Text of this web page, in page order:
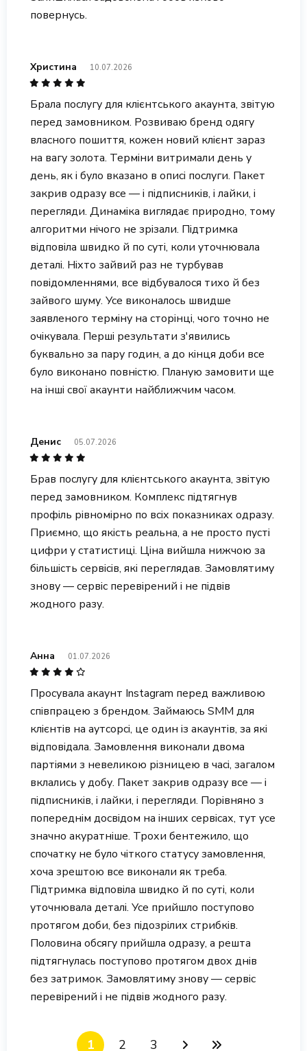
повернусь.
Христина 10.07.2026
Брала послугу для клієнтського акаунта, звітую
перед замовником. Розвиваю бренд одягу
власного пошиття, кожен новий клієнт зараз
на вагу золота. Терміни витримали день у
день, як і було вказано в описі послуги. Пакет
закрив одразу все — і підписників, і лайки, і
перегляди. Динаміка виглядає природно, тому
алгоритми нічого не зрізали. Підтримка
відповіла швидко й по суті, коли уточнювала
деталі. Ніхто зайвий раз не турбував
повідомленнями, все відбувалося тихо й без
зайвого шуму. Усе виконалось швидше
заявленого терміну на сторінці, чого точно не
очікувала. Перші результати з'явились
буквально за пару годин, а до кінця доби все
було виконано повністю. Планую замовити ще
на інші свої акаунти найближчим часом.
Денис 05.07.2026
Брав послугу для клієнтського акаунта, звітую
перед замовником. Комплекс підтягнув
профіль рівномірно по всіх показниках одразу.
Приємно, що якість реальна, а не просто пусті
цифри у статистиці. Ціна вийшла нижчою за
більшість сервісів, які переглядав. Замовлятиму
знову — сервіс перевірений і не підвів
жодного разу.
Анна 01.07.2026
Просувала акаунт Instagram перед важливою
співпрацею з брендом. Займаюсь SMM для
клієнтів на аутсорсі, це один із акаунтів, за які
відповідала. Замовлення виконали двома
партіями з невеликою різницею в часі, загалом
вклались у добу. Пакет закрив одразу все — і
підписників, і лайки, і перегляди. Порівняно з
попереднім досвідом на інших сервісах, тут усе
значно акуратніше. Трохи бентежило, що
спочатку не було чіткого статусу замовлення,
хоча зрештою все виконали як треба.
Підтримка відповіла швидко й по суті, коли
уточнювала деталі. Усе прийшло поступово
протягом доби, без підозрілих стрибків.
Половина обсягу прийшла одразу, а решта
підтягнулась поступово протягом двох днів
без затримок. Замовлятиму знову — сервіс
перевірений і не підвів жодного разу.
1 2 3